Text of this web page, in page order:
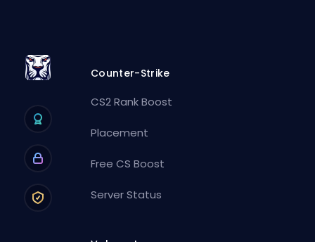
Counter-Strike
CS2 Rank Boost
Placement
Free CS Boost
Server Status